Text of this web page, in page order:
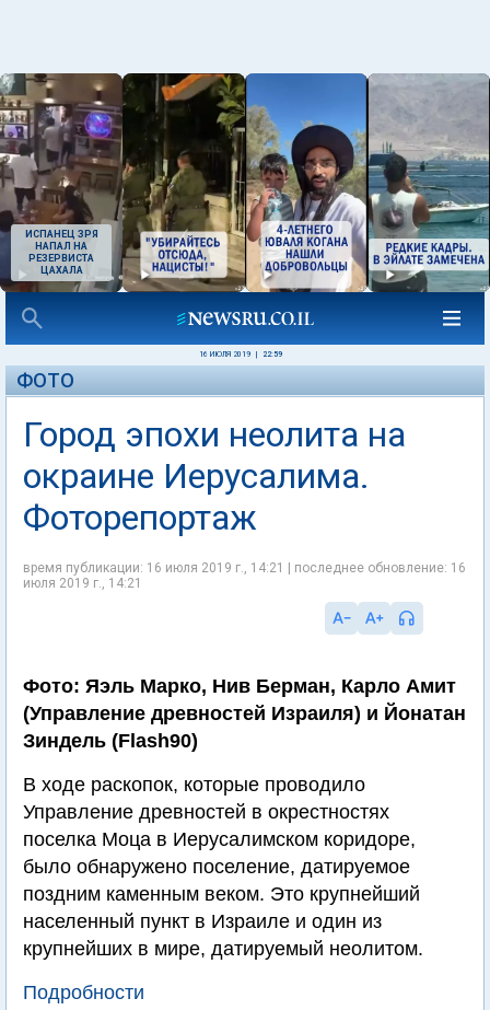
ИСПАНЕЦ ЗРЯ
НАПАЛ НА
РЕЗЕРВИСТА
ЦАХАЛА
16 ИЮЛЯ 2019 22:59
ФОТО
Город эпохи неолита на
окраине Иерусалима.
Фоторепортаж
время публикации: 16 июля 2019 г., 14:21 | последнее обновление: 16
июля 2019 г., 14:21
Фото: Яэль Марко, Нив Берман, Карло Амит
(Управление древностей Израиля) и Йонатан
Зиндель (Flash90)
В ходе раскопок, которые проводило
Управление древностей в окрестностях
поселка Моца в Иерусалимском коридоре,
было обнаружено поселение, датируемое
поздним каменным веком. Это крупнейший
населенный пункт в Израиле и один из
крупнейших в мире, датируемый неолитом.
Подробности